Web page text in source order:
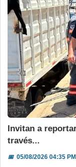
Invitan a
través...
📅05/08/2026 04:35 PM